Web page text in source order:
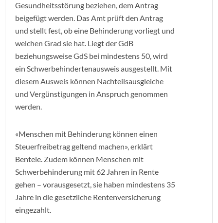
Gesundheitsstörung beziehen, dem Antrag
beigefügt werden. Das Amt prüft den Antrag
und stellt fest, ob eine Behinderung vorliegt und
welchen Grad sie hat. Liegt der GdB
beziehungsweise GdS bei mindestens 50, wird
ein Schwerbehindertenausweis ausgestellt. Mit
diesem Ausweis können Nachteilsausgleiche
und Vergünstigungen in Anspruch genommen
werden.
«Menschen mit Behinderung können einen
Steuerfreibetrag geltend machen», erklärt
Bentele. Zudem können Menschen mit
Schwerbehinderung mit 62 Jahren in Rente
gehen – vorausgesetzt, sie haben mindestens 35
Jahre in die gesetzliche Rentenversicherung
eingezahlt.